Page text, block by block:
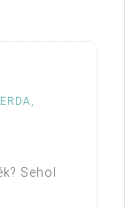
Sehol